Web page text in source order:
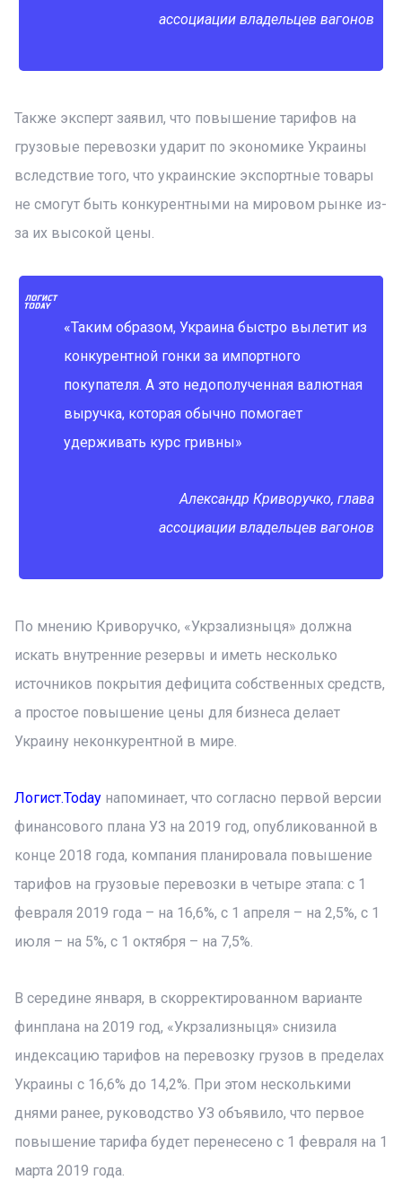
ассоциации владельцев вагонов
Также эксперт заявил, что повышение тарифов на
грузовые перевозки ударит по экономике Украины
вследствие того, что украинские экспортные товары
не смогут быть конкурентными на мировом рынке из-
за их высокой цены.
«Таким образом, Украина быстро вылетит из
конкурентной гонки за импортного
покупателя. А это недополученная валютная
выручка, которая обычно помогает
удерживать курс гривны»
Александр Криворучко, глава
ассоциации владельцев вагонов
По мнению Криворучко, «Укрзализныця» должна
искать внутренние резервы и иметь несколько
источников покрытия дефицита собственных средств,
а простое повышение цены для бизнеса делает
Украину неконкурентной в мире.
Логист.Today напоминает, что согласно первой версии
финансового плана УЗ на 2019 год, опубликованной в
конце 2018 года, компания планировала повышение
тарифов на грузовые перевозки в четыре этапа: с 1
февраля 2019 года – на 16,6%, с 1 апреля – на 2,5%, с 1
июля – на 5%, с 1 октября – на 7,5%.
В середине января, в скорректированном варианте
финплана на 2019 год, «Укрзализныця» снизила
индексацию тарифов на перевозку грузов в пределах
Украины с 16,6% до 14,2%. При этом несколькими
днями ранее, руководство УЗ объявило, что первое
повышение тарифа будет перенесено с 1 февраля на 1
марта 2019 года.